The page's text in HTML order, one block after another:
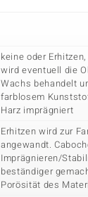
Rundschliff
Herkunft
Brasilien
Anzahl und
4 à 1,7 mm
Schliff
Rundschliff
keine oder
wird eventuell die
Wachs behandelt
farblosem
Harz imprägniert
Erhitzen wird zur
angewandt.
Imprägnieren/
beständiger
Porösität des